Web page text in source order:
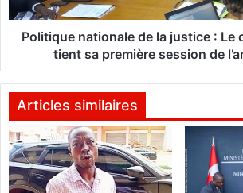
e
e
d
r
é
a
e
t
i
n
a
l
e
d
Politique nationale de la justice : Le
tient sa première session de
Articles similaires